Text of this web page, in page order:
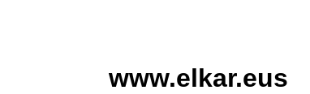
www.elkar.eus